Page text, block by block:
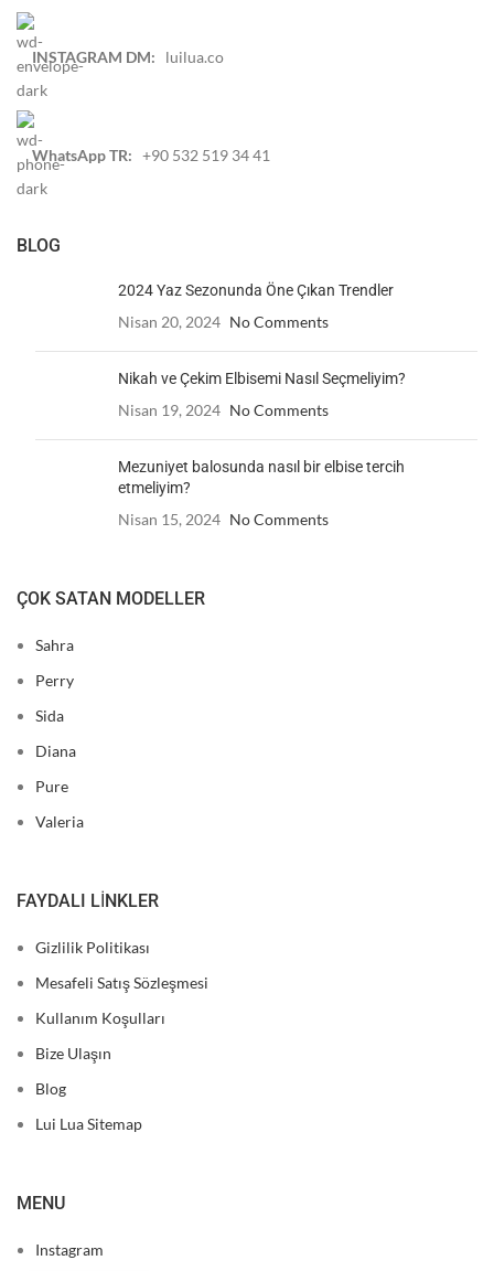
INSTAGRAM DM: luilua.co
WhatsApp TR: +90 532 519 34 41
BLOG
2024 Yaz Sezonunda Öne Çıkan Trendler
Nisan 20, 2024 No Comments
Nikah ve Çekim Elbisemi Nasıl Seçmeliyim?
Nisan 19, 2024 No Comments
Mezuniyet balosunda nasıl bir elbise tercih
etmeliyim?
Nisan 15, 2024 No Comments
ÇOK SATAN MODELLER
Sahra
Perry
Sida
Diana
Pure
Valeria
FAYDALI LINKLER
Gizlilik Politikası
Mesafeli Satış Sözleşmesi
Kullanım Koşulları
Bize Ulaşın
Blog
Lui Lua Sitemap
MENU
Instagram